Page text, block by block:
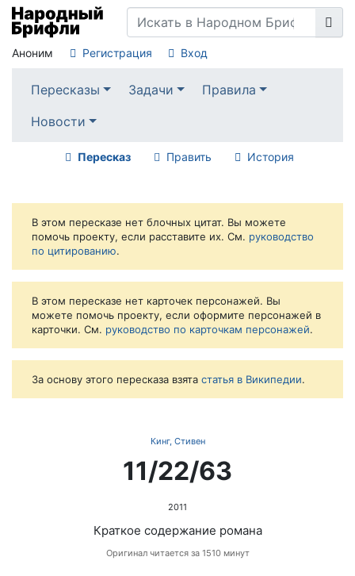
Аноним Регистрация Вход
Пересказы Задачи
Правила
Новости
Пересказ Править История
В этом пересказе нет блочных цитат. Вы можете
помочь проекту, если расставите их. См. руководство
по цитированию.
В этом пересказе нет карточек персонажей. Вы
можете помочь проекту, если оформите персонажей в
карточки. См. руководство по карточкам персонажей.
За основу этого пересказа взята статья в Википедии.
Кинг, Стивен
11/22/63
2011
Краткое содержание романа
Оригинал читается за 1510 минут